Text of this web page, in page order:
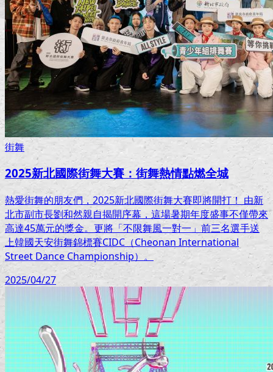
街舞
2025新北國際街舞大賽：街舞熱情點燃全城
熱愛街舞的朋友們，2025新北國際街舞大賽即將開打！ 由新
北市副市長劉和然親自揭開序幕，這場暑期年度盛事不僅帶來
高達45萬元的獎金。更將「不限舞風一對一」前三名選手送
上韓國天安街舞錦標賽CIDC（Cheonan International
Street Dance Championship）。
2025/04/27